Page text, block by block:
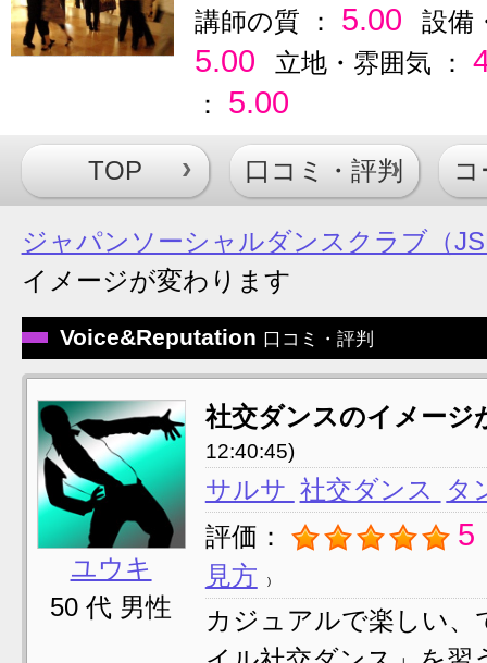
講師の質 ： 5.00 設備
5.00 立地・雰囲気 ：
： 5.00
TOP 口コミ・評判
ジャパンソーシャルダンスクラブ（
イメージが変わります
Voice&Reputation 口コミ・評判
ユウキ
50 代 男性
社交ダンスのイメー
12:40:45)
サルサ 社交ダンス
タ
評価：
5
見方
カジュアルで楽しい